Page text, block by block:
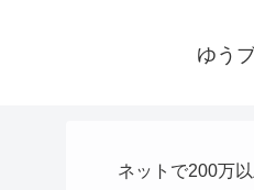
ゆう
ネットで200万